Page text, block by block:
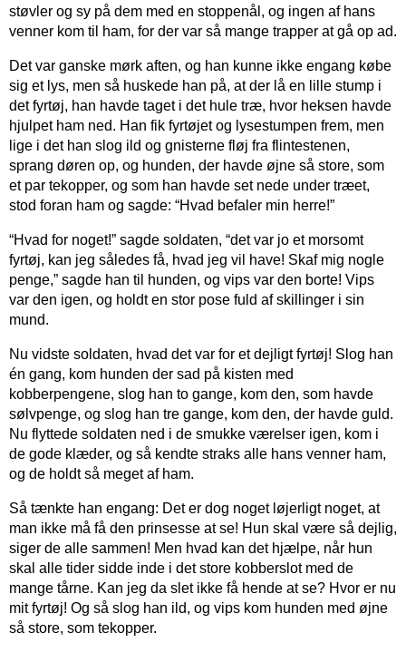
støvler og sy på dem med en stoppenål, og ingen af hans
venner kom til ham, for der var så mange trapper at gå op ad.
Det var ganske mørk aften, og han kunne ikke engang købe
sig et lys, men så huskede han på, at der lå en lille stump i
det fyrtøj, han havde taget i det hule træ, hvor heksen havde
hjulpet ham ned. Han fik fyrtøjet og lysestumpen frem, men
lige i det han slog ild og gnisterne fløj fra flintestenen,
sprang døren op, og hunden, der havde øjne så store, som
et par tekopper, og som han havde set nede under træet,
stod foran ham og sagde: “Hvad befaler min herre!”
“Hvad for noget!” sagde soldaten, “det var jo et morsomt
fyrtøj, kan jeg således få, hvad jeg vil have! Skaf mig nogle
penge,” sagde han til hunden, og vips var den borte! Vips
var den igen, og holdt en stor pose fuld af skillinger i sin
mund.
Nu vidste soldaten, hvad det var for et dejligt fyrtøj! Slog han
én gang, kom hunden der sad på kisten med
kobberpengene, slog han to gange, kom den, som havde
sølvpenge, og slog han tre gange, kom den, der havde guld.
Nu flyttede soldaten ned i de smukke værelser igen, kom i
de gode klæder, og så kendte straks alle hans venner ham,
og de holdt så meget af ham.
Så tænkte han engang: Det er dog noget løjerligt noget, at
man ikke må få den prinsesse at se! Hun skal være så dejlig,
siger de alle sammen! Men hvad kan det hjælpe, når hun
skal alle tider sidde inde i det store kobberslot med de
mange tårne. Kan jeg da slet ikke få hende at se? Hvor er nu
mit fyrtøj! Og så slog han ild, og vips kom hunden med øjne
så store, som tekopper.